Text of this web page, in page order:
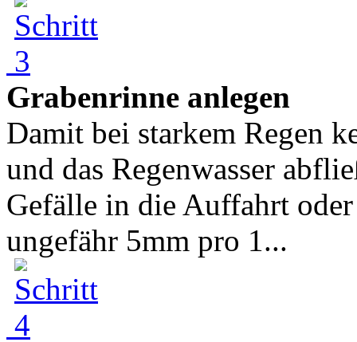
Grabenrinne anlegen
Damit bei starkem Regen
und das Regenwasser
Gefälle in die Auffahrt oder
ungefähr 5mm pro 1...